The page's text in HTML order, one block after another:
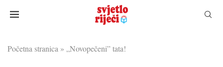
Početna stranica » „Novopečeni” tata!